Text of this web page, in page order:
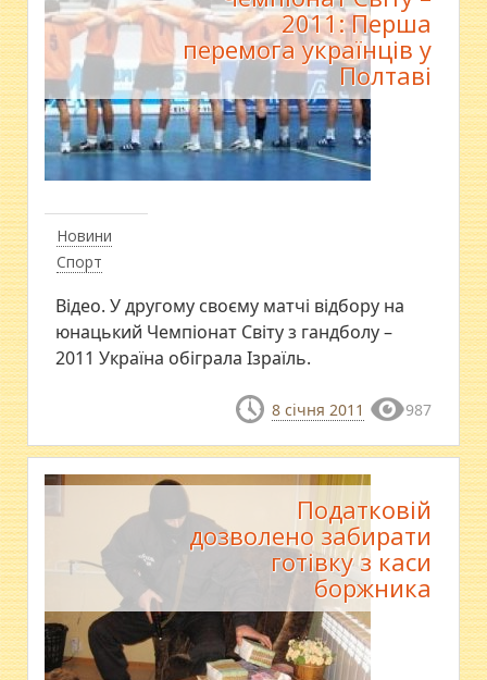
Новини
Спорт
2011: Перша
перемога українців у
Полтаві
Відео. У другому своєму матчі відбору на
юнацький Чемпіонат Світу з гандболу –
2011 Україна обіграла Ізраїль.
8 січня 2011 987
Податковій
дозволено забирати
готівку з каси
боржника